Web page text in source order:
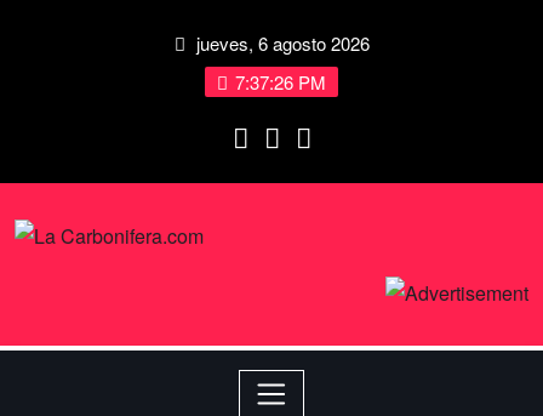
jueves, 6 agosto 2026
7:37:27 PM